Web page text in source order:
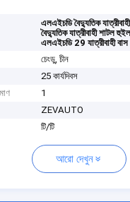
এলএইচডি বৈদ্যুতিক
বৈদ্যুতিক যাত্রীবাহী শাটল
এলএইচডি 29 যাত্রীবাহী বাস
চেংডু, চীন
25 কার্যদিবস
1
ZEVAUTO
টি/টি
আরো দেখুন